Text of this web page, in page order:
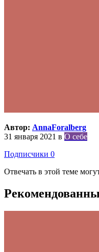
Автор: AnnaForalberg
31 января 2021 в О себе
Подписчики 0
Отвечать в этой теме